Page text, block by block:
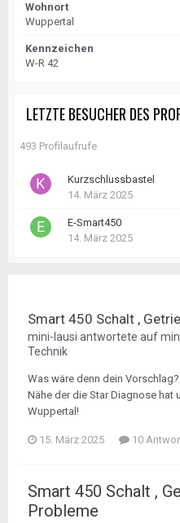
Wohnort
Wuppertal
Kennzeichen
W-R 42
LETZTE BESUCHER DES
493 Profilaufrufe
Kurzschlussbastel
14. März 2025
E-Smart450
14. März 2025
Smart 450 Schalt ,
mini-lausi antwortete auf
Technik
Was wäre denn dein
Nähe der die Star Diagnose hat
Wuppertal!
15. März 2025 10
Smart 450 Schalt ,
Probleme